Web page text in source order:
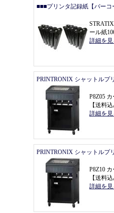
■■■プリンタ記録紙【バー
ール紙
詳細を
PRINTRONIX シャットルプ
P8Z05
【送料
詳細を
PRINTRONIX シャットルプ
P8Z10
【送料
詳細を